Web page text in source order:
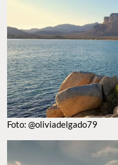
Foto: @oliviadelgado79